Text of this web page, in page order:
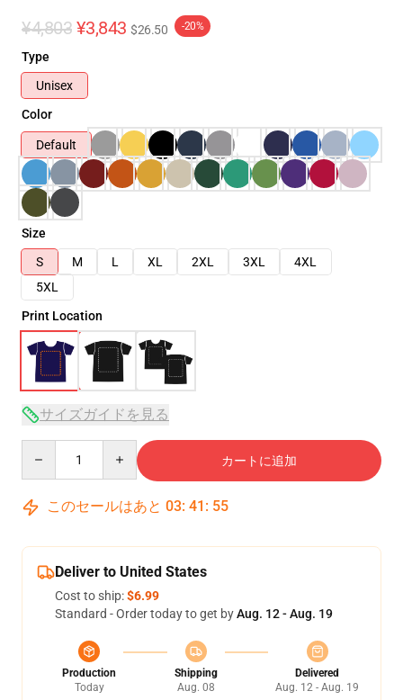
¥4,803 ¥3,843 $26.50 -20%
Type
Unisex
Color
Default
Size
S
M L XL 2XL 3XL
4XL
5XL
Print Location
サイズガイドを見る
カートに追加
このセールはあと 03: 41 : 54
Deliver to United States
Cost to ship:$6.99
Standard - Order today to get byAug. 12 - Aug. 19
Production
Today
Shipping
Aug. 08
Delivered
Aug. 12 - Aug. 19